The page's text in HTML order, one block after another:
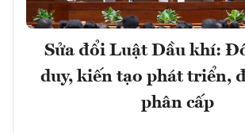
Sửa đổi Luật Dầu khí:
duy, kiến tạo phát triển,
phân cấp